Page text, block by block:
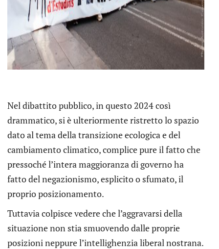
Nel dibattito pubblico, in questo 2024 così
drammatico, si è ulteriormente ristretto lo spazio
dato al tema della transizione ecologica e del
cambiamento climatico, complice pure il fatto che
pressoché l’intera maggioranza di governo ha
fatto del negazionismo, esplicito o sfumato, il
proprio posizionamento.
Tuttavia colpisce vedere che l’aggravarsi della
situazione non stia smuovendo dalle proprie
posizioni neppure l’intellighenzia liberal nostrana.